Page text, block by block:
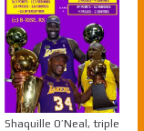
Shaquille O’Neal, triple